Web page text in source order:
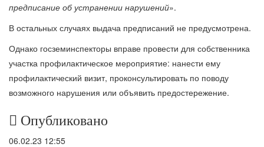
предписание об устранении нарушений».
В остальных случаях выдача предписаний не предусмотрена.
Однако госземинспекторы вправе провести для собственника
участка профилактическое мероприятие: нанести ему
профилактический визит, проконсультировать по поводу
возможного нарушения или объявить предостережение.
Опубликовано
06.02.23 12:55